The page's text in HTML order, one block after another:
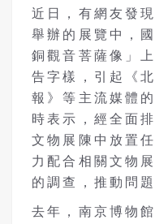
近日，有網友發
舉辦的展覽中，
銅觀音菩薩像」
告字樣，引起《
報》等主流媒體
時表示，經全面
文物展陳中放置
力配合相關文物
的調查，推動問
去年，南京博物